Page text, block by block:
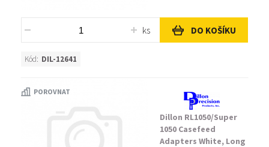
ks DO KOŠÍKU
Kód: DIL-12641
POROVNAT
Dillon RL1050/Super
1050 Casefeed
Adapters White, Long